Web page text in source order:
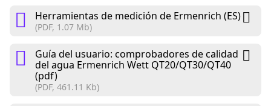
Herramientas de medición de Ermenrich (ES)
(PDF, 1.07 Mb)
Guía del usuario: сomprobadores de calidad
del agua Ermenrich Wett QT20/QT30/QT40
(pdf)
(PDF, 461.11 Kb)